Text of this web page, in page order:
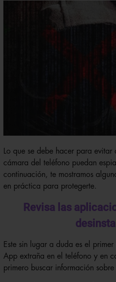
Lo que se debe hacer para
cámara del teléfono puedan
continuación, te mostramos
en práctica para protegerte.
Revisa las
Este sin lugar a duda es el
App extraña en el teléfono y en
primero buscar información sobre